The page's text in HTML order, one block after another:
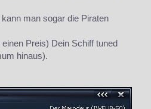
man sogar die Piraten
Preis) Dein Schiff tuned
hinaus).